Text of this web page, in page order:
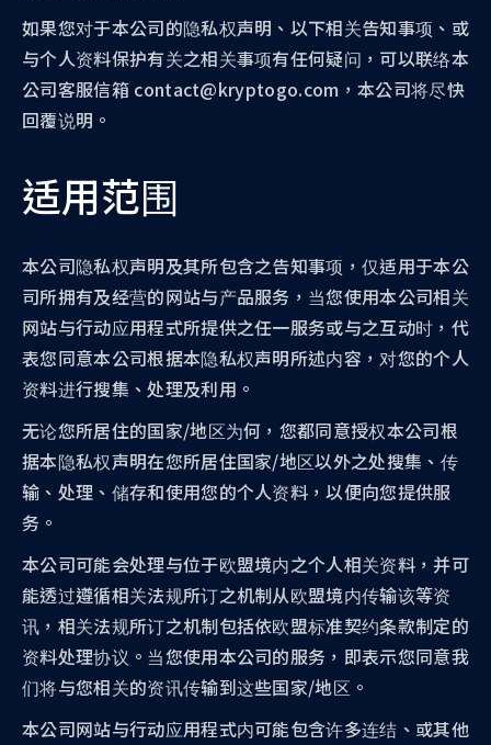
如果您对于本公司的隐私权声明、以下相关告知事项、或
与个人资料保护有关之相关事项有任何疑问，可以联络本
公司客服信箱 contact@kryptogo.com，本公司将尽快
回覆说明。
适用范围
本公司隐私权声明及其所包含之告知事项，仅适用于本公
司所拥有及经营的网站与产品服务，当您使用本公司相关
网站与行动应用程式所提供之任一服务或与之互动时，代
表您同意本公司根据本隐私权声明所述内容，对您的个人
资料进行搜集、处理及利用。
无论您所居住的国家/地区为何，您都同意授权本公司根
据本隐私权声明在您所居住国家/地区以外之处搜集、传
输、处理、储存和使用您的个人资料，以便向您提供服
务。
本公司可能会处理与位于欧盟境内之个人相关资料，并可
能透过遵循相关法规所订之机制从欧盟境内传输该等资
讯，相关法规所订之机制包括依欧盟标准契约条款制定的
资料处理协议。当您使用本公司的服务，即表示您同意我
们将与您相关的资讯传输到这些国家/地区。
本公司网站与行动应用程式内可能包含许多连结、或其他